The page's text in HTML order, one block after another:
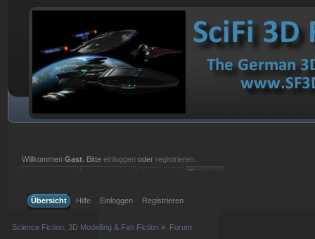
WillkommenGast . Bitteeinloggen oder registrieren
Übersicht
Hilfe Einloggen Registrieren
Science Fiction, 3D Modelling & Fan Fiction » Forum